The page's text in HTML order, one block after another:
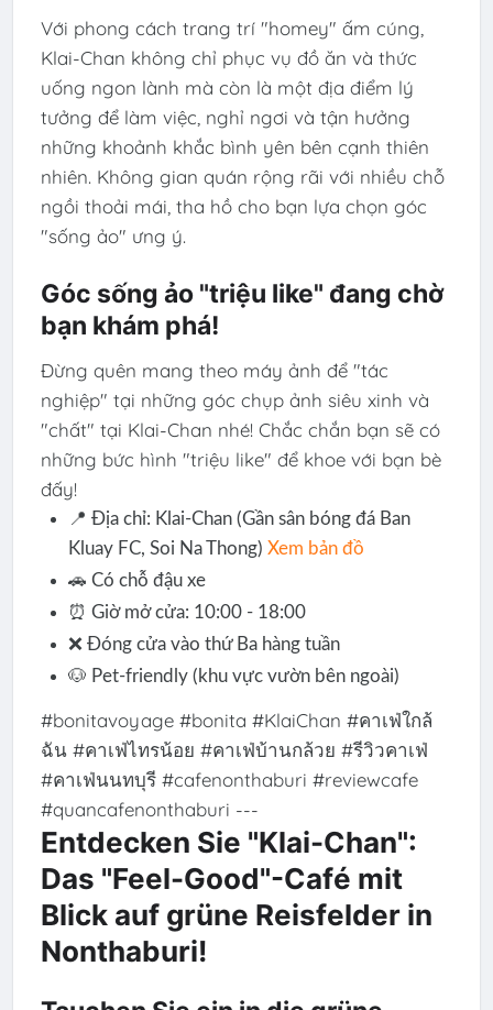
Với phong cách trang trí "homey" ấm cúng,
Klai-Chan không chỉ phục vụ đồ ăn và thức
uống ngon lành mà còn là một địa điểm lý
tưởng để làm việc, nghỉ ngơi và tận hưởng
những khoảnh khắc bình yên bên cạnh thiên
nhiên. Không gian quán rộng rãi với nhiều chỗ
ngồi thoải mái, tha hồ cho bạn lựa chọn góc
"sống ảo" ưng ý.
Góc sống ảo "triệu like" đang chờ
bạn khám phá!
Đừng quên mang theo máy ảnh để "tác
nghiệp" tại những góc chụp ảnh siêu xinh và
"chất" tại Klai-Chan nhé! Chắc chắn bạn sẽ có
những bức hình "triệu like" để khoe với bạn bè
đấy!
📍 Địa chỉ: Klai-Chan (Gần sân bóng đá Ban
Kluay FC, Soi Na Thong) Xem bản đồ
🚗 Có chỗ đậu xe
⏰ Giờ mở cửa: 10:00 - 18:00
❌ Đóng cửa vào thứ Ba hàng tuần
🐶 Pet-friendly (khu vực vườn bên ngoài)
#bonitavoyage #bonita #KlaiChan #คาเฟ่ใกล้
ฉัน #คาเฟ่ไทรน้อย #คาเฟ่บ้านกล้วย #รีวิวคาเฟ่
#คาเฟ่นนทบุรี #cafenonthaburi #reviewcafe
#quancafenonthaburi ---
Entdecken Sie "Klai-Chan":
Das "Feel-Good"-Café mit
Blick auf grüne Reisfelder in
Nonthaburi!